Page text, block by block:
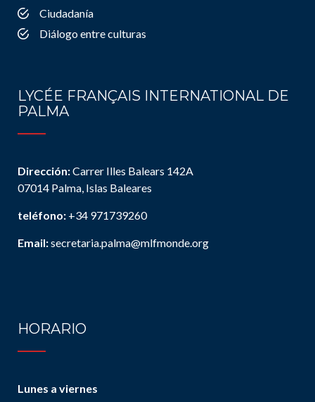
Ciudadanía
Diálogo entre culturas
LYCÉE FRANÇAIS INTERNATIONAL DE
PALMA
Dirección:Carrer Illes Balears 142A
07014 Palma, Islas Baleares
teléfono: +34 971739260
Email:secretaria.palma@mlfmonde.org
HORARIO
Lunes a viernes